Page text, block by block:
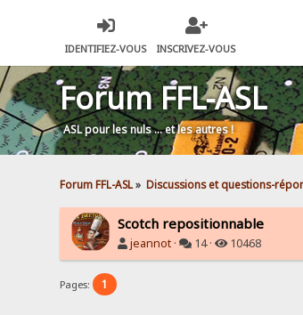
IDENTIFIEZ-VOUS INSCRIVEZ-VOUS
Forum FFL-ASL
ASL pour les nuls … et les autres !
Forum FFL-ASL» Discussions et questions-
Scotch repositionnable
jeannot · 14 · 10468
Pages: 1